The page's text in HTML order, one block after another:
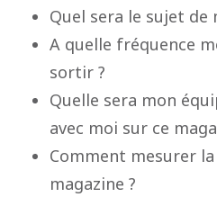
Quel sera le sujet de
A quelle fréquence
sortir ?
Quelle sera mon
avec moi sur ce
Comment mesurer
magazine ?